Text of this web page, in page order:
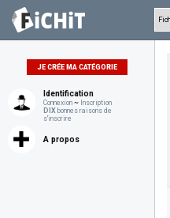
JE CRÉE MA CATÉGORIE
Identification
Connexion ~ Inscription
DIX bonnes raisons de
s'inscrire
A propos